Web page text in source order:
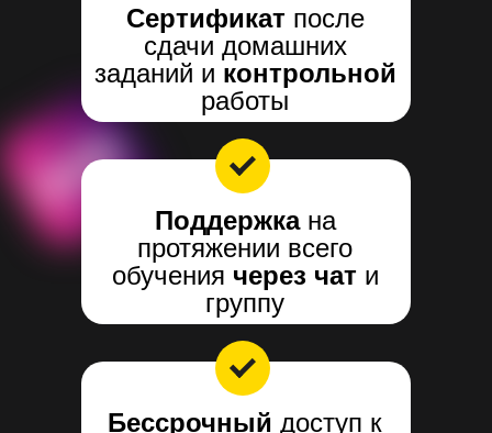
Сертификатпосле
сдачи домашних
заданий и контрольной
работы
Поддержка на
протяжении всего
обучения через чати
группу
Бессрочный доступ к